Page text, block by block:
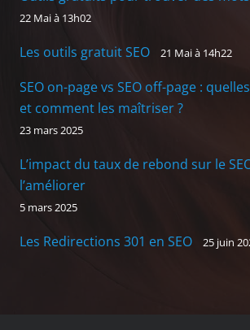
22 Mai à 13h02
Les outils gratuit SEO 21 Mai à 14h22
SEO on-page vs SEO off-page :
et comment les maîtriser ?
23 mars 2025
L’impact du taux de rebond sur le
l’améliorer
5 mars 2025
Les Redirections 301 en SEO 25 juin